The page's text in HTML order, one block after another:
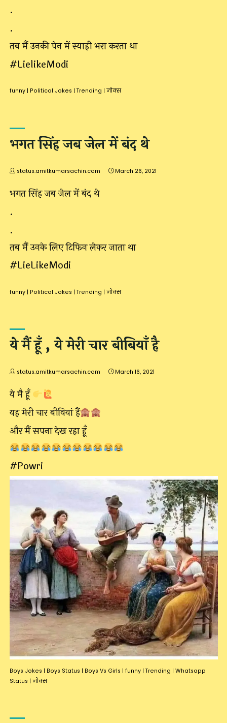
.
.
तब मैं उनकी पेन में स्याही भरा करता था
#LielikeModi
funny Political Jokes Trending जोक्स
भगत सिंह जब जेल में बंद थे
status.amitkumarsachin.com March 26, 2021
भगत सिंह जब जेल में बंद थे
.
.
तब मैं उनके लिए टिफिन लेकर जाता था
#LieLikeModi
funny | Political Jokes | Trending | जोक्स
ये मैं हूँ , ये मेरी चार बीबियाँ है
status.amitkumarsachin.com March 16, 2021
ये मै हूँ
यह मेरी चार बीवियां हैं
और मैं सपना देख रहा हूँ
#Powri
Boys Jokes | Boys Status | Boys Vs Girls | funny | Trending | Whatsapp
Status | जोक्स